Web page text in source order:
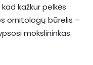
kažkur pelkės
ornitologų būrelis –
mokslininkas.